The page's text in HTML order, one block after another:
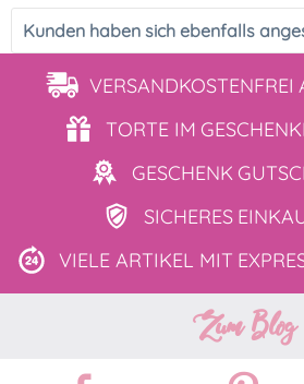
Kunden haben sich ebenfalls
VERSANDKOSTENFREI
TORTE IM
GESCHENK
SICHERES
VIELE ARTIKEL MIT
Zum Blog